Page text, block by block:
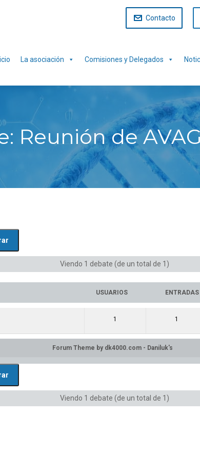
Contacto
La asociación Comisiones y Delegados
Reunión de
Viendo 1 debate (de un total de 1)
USUARIOS ENTRADAS
1 1
Viendo 1 debate (de un total de 1)